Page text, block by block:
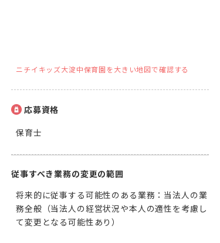
ニチイキッズ大淀中保育園を大きい地図で確認する
応募資格
保育士
従事すべき業務の変更の範囲
将来的に従事する可能性のある業務：当法人の業
務全般（当法人の経営状況や本人の適性を考慮し
て変更となる可能性あり）